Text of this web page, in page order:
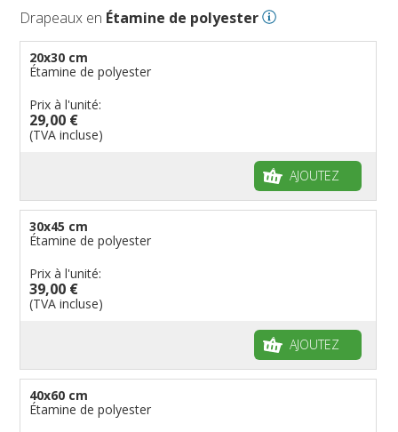
Drapeaux en Étamine de polyester
20x30 cm
Étamine de polyester
Prix à l'unité:
29,00 €
(TVA incluse)
AJOUTEZ
30x45 cm
Étamine de polyester
Prix à l'unité:
39,00 €
(TVA incluse)
AJOUTEZ
40x60 cm
Étamine de polyester